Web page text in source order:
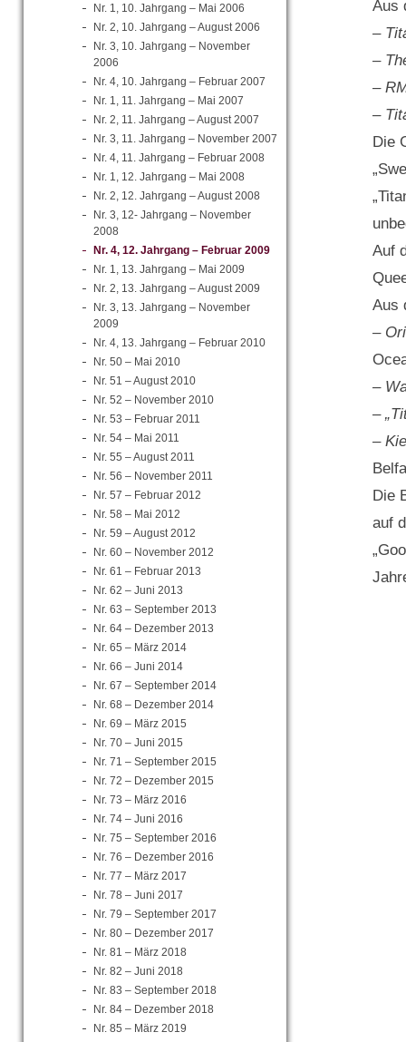
Nr. 1, 10. Jahrgang – Mai 2006
Nr. 2, 10. Jahrgang – August 2006
Nr. 3, 10. Jahrgang – November
2006
Nr. 4, 10. Jahrgang – Februar 2007
Nr. 1, 11. Jahrgang – Mai 2007
Nr. 2, 11. Jahrgang – August 2007
Nr. 3, 11. Jahrgang – November 2007
Nr. 4, 11. Jahrgang – Februar 2008
Nr. 1, 12. Jahrgang – Mai 2008
Nr. 2, 12. Jahrgang – August 2008
Nr. 3, 12- Jahrgang – November
2008
Nr. 4, 12. Jahrgang – Februar 2009
Nr. 1, 13. Jahrgang – Mai 2009
Nr. 2, 13. Jahrgang – August 2009
Nr. 3, 13. Jahrgang – November
2009
Nr. 4, 13. Jahrgang – Februar 2010
Nr. 50 – Mai 2010
Nr. 51 – August 2010
Nr. 52 – November 2010
Nr. 53 – Februar 2011
Nr. 54 – Mai 2011
Nr. 55 – August 2011
Nr. 56 – November 2011
Nr. 57 – Februar 2012
Nr. 58 – Mai 2012
Nr. 59 – August 2012
Nr. 60 – November 2012
Nr. 61 – Februar 2013
Nr. 62 – Juni 2013
Nr. 63 – September 2013
Nr. 64 – Dezember 2013
Nr. 65 – März 2014
Nr. 66 – Juni 2014
Nr. 67 – September 2014
Nr. 68 – Dezember 2014
Nr. 69 – März 2015
Nr. 70 – Juni 2015
Nr. 71 – September 2015
Nr. 72 – Dezember 2015
Nr. 73 – März 2016
Nr. 74 – Juni 2016
Nr. 75 – September 2016
Nr. 76 – Dezember 2016
Nr. 77 – März 2017
Nr. 78 – Juni 2017
Nr. 79 – September 2017
Nr. 80 – Dezember 2017
Nr. 81 – März 2018
Nr. 82 – Juni 2018
Nr. 83 – September 2018
Nr. 84 – Dezember 2018
Nr. 85 – März 2019
Aus
–
–
–
–
Die
Auf
Aus
–
–
–
–
Die
auf